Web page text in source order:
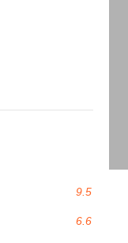
9.5
6.6